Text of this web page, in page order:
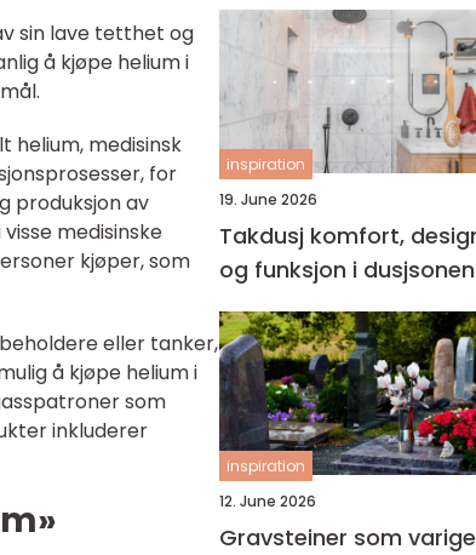
sin lave tetthet og
å kjøpe helium i
helium, medisinsk
for
produksjon av
medisinske
kjøper, som
eller tanker,
å kjøpe helium i
som
inkluderer
inspiration
19. June 2026
Takdusj komfort, design
og funksjon i dusjsonen
inspiration
12. June 2026
Gravsteiner som varige